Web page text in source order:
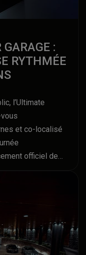
:
RYTHMÉE
l’Ultimate
et co-localisé
officiel de
de
de parole